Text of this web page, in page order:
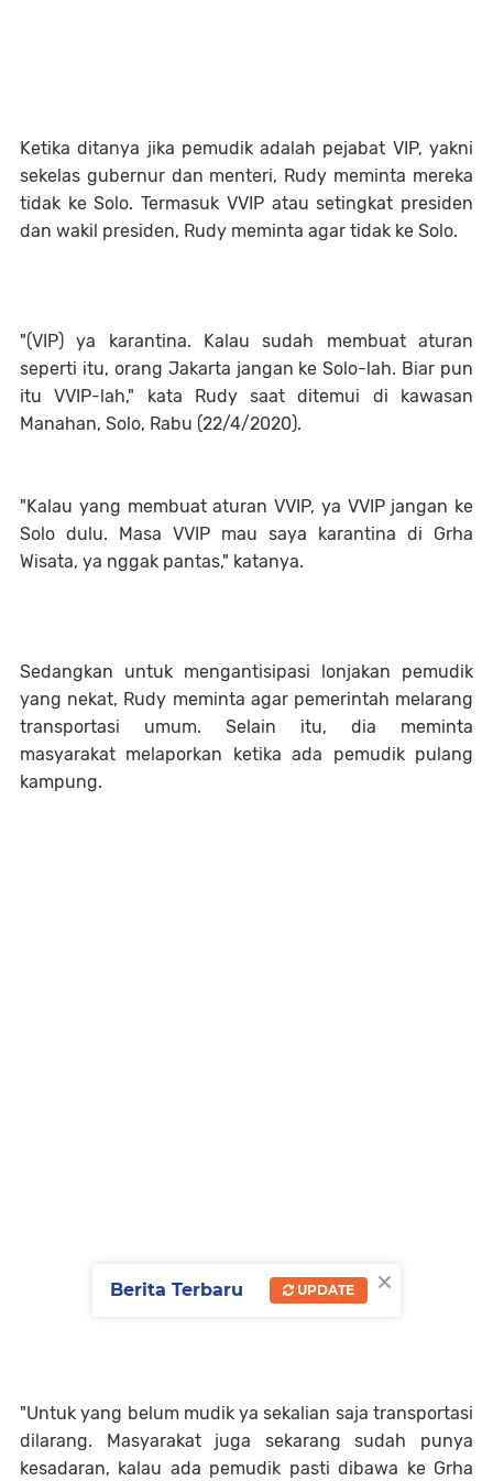
Ketika ditanya jika pemudik adalah pejabat VIP, yakni
sekelas gubernur dan menteri, Rudy meminta mereka
tidak ke Solo. Termasuk VVIP atau setingkat presiden
dan wakil presiden, Rudy meminta agar tidak ke Solo.
"(VIP) ya karantina. Kalau sudah membuat aturan
seperti itu, orang Jakarta jangan ke Solo-lah. Biar pun
itu VVIP-lah," kata Rudy saat ditemui di kawasan
Manahan, Solo, Rabu (22/4/2020).
"Kalau yang membuat aturan VVIP, ya VVIP jangan ke
Solo dulu. Masa VVIP mau saya karantina di Grha
Wisata, ya nggak pantas," katanya.
Sedangkan untuk mengantisipasi lonjakan pemudik
yang nekat, Rudy meminta agar pemerintah melarang
transportasi umum. Selain itu, dia meminta
masyarakat melaporkan ketika ada pemudik pulang
kampung.
"Untuk yang belum mudik ya sekalian saja transportasi
dilarang. Masyarakat juga sekarang sudah punya
kesadaran, kalau ada pemudik pasti dibawa ke Grha
×
Berita Terbaru UPDATE